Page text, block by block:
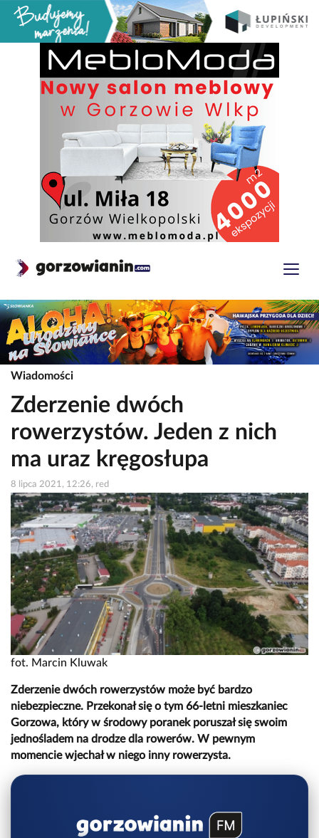
Wiadomości
Zderzenie dwóch
rowerzystów. Jeden z nich
ma uraz kręgosłupa
8 lipca 2021, 12:26, red
fot. Marcin Kluwak
Zderzenie dwóch rowerzystów może być bardzo
niebezpieczne. Przekonał się o tym 66-letni mieszkaniec
Gorzowa, który w środowy poranek poruszał się swoim
jednośladem na drodze dla rowerów. W pewnym
momencie wjechał w niego inny rowerzysta.